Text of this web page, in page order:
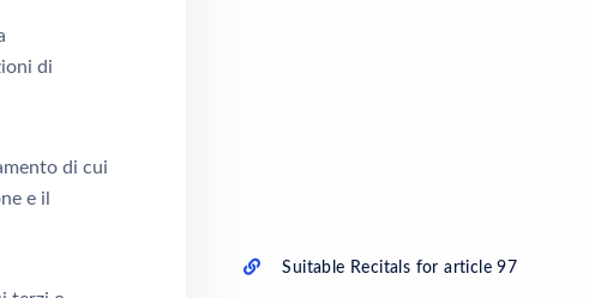
di
di cui
e il
Suitable Recitals for article 97